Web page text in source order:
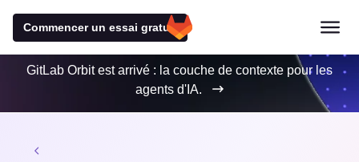
Commencer un essai gratuit
GitLab Orbit est arrivé : la couche de contexte pour les
agents d'IA.